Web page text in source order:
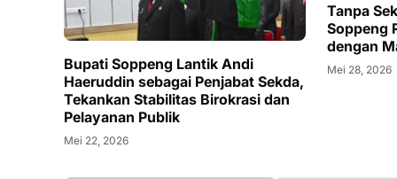
Bupati Soppeng Lantik Andi
Haeruddin sebagai Penjabat Sekda,
Tekankan Stabilitas Birokrasi dan
Pelayanan Publik
Mei 22, 2026
Tanpa
Soppeng
dengan
Mei 28, 2026